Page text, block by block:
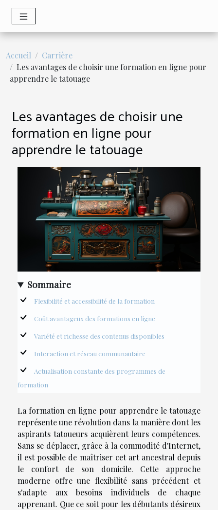
Accueil
Carrière
Les avantages de choisir une formation en ligne pour
apprendre le tatouage
Les avantages de choisir une
formation en ligne pour
apprendre le tatouage
Sommaire
Flexibilité et accessibilité de la formation
Coût avantageux des formations en ligne
Variété et richesse des contenus disponibles
Interaction et réseau communautaire
Actualisation constante des programmes de
formation
La formation en ligne pour apprendre le tatouage
représente une révolution dans la manière dont les
aspirants tatoueurs acquièrent leurs compétences.
Sans se déplacer, grâce à la commodité d'Internet,
il est possible de maîtriser cet art ancestral depuis
le confort de son domicile. Cette approche
moderne offre une flexibilité sans précédent et
s'adapte aux besoins individuels de chaque
apprenant. Que ce soit pour les débutants désireux